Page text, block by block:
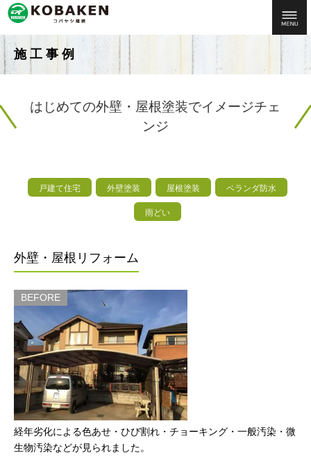
施工事例
はじめての外壁・屋根塗装でイメージチェ
ンジ
戸建て住宅 外壁塗装 屋根塗装 ベランダ防水
雨どい
外壁・屋根リフォーム
BEFORE
経年劣化による色あせ・ひび割れ・チョーキング・一般汚染・微
生物汚染などが見られました。